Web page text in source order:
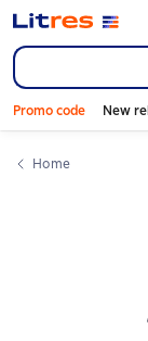
Promo code New
Home
Слайдер с
Слайдер с